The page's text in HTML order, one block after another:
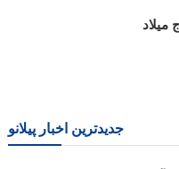
میلاد
جدیدترین اخبار پیلانو